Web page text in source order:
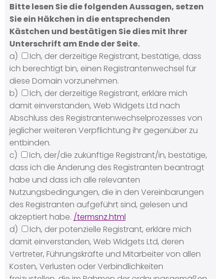
Bitte lesen Sie die folgenden Aussagen, setzen
Sie ein Häkchen in die entsprechenden
Kästchen und bestätigen Sie dies mit Ihrer
Unterschrift am Ende der Seite.
a)
Ich, der derzeitige Registrant, bestätige, dass
ich berechtigt bin, einen Registrantenwechsel für
diese Domain vorzunehmen.
b)
Ich, der derzeitige Registrant, erkläre mich
damit einverstanden, Web Widgets Ltd nach
Abschluss des Registrantenwechselprozesses von
jeglicher weiteren Verpflichtung ihr gegenüber zu
entbinden.
c)
Ich, der/die zukünftige Registrant/in, bestätige,
dass ich die Änderung des Registranten beantragt
habe und dass ich alle relevanten
Nutzungsbedingungen, die in den Vereinbarungen
des Registranten aufgeführt sind, gelesen und
akzeptiert habe. /termsnz.html
d)
Ich, der potenzielle Registrant, erkläre mich
damit einverstanden, Web Widgets Ltd, deren
Vertreter, Führungskräfte und Mitarbeiter von allen
Kosten, Verlusten oder Verbindlichkeiten